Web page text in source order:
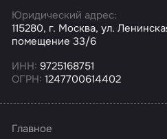
Юридический адрес:
115280, г. Москва, ул.
помещение 33/6
ИНН: 9725168751
ОГРН: 1247700614402
Главное